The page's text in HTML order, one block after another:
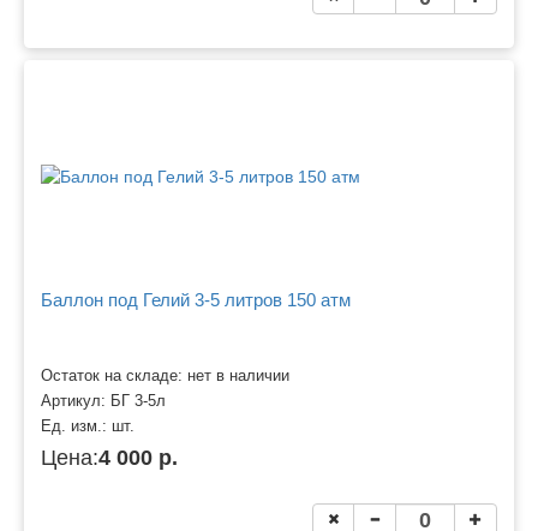
Баллон под Гелий 3-5 литров 150 атм
Остаток на складе: нет в наличии
Артикул: БГ 3-5л
Ед. изм.: шт.
Цена:4 000 р.